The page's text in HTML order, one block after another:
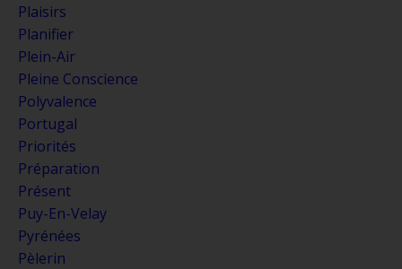
Plaisirs
Planifier
Plein-Air
Pleine Conscience
Polyvalence
Portugal
Priorités
Préparation
Présent
Puy-En-Velay
Pyrénées
Pèlerin